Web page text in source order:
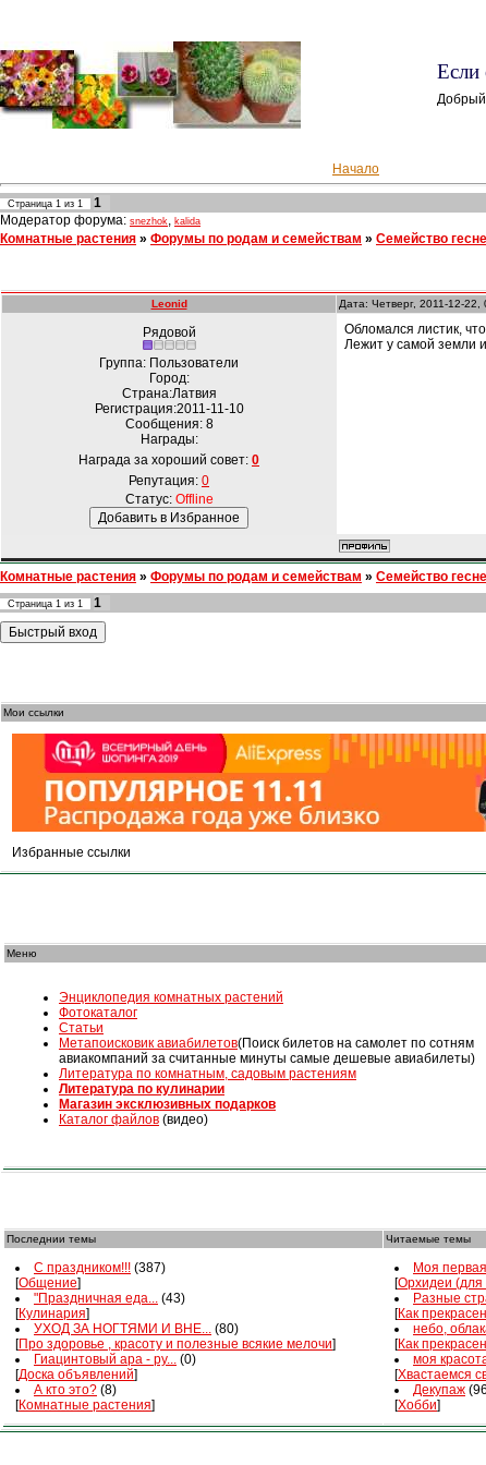
Если
Начало
Страница 1 из 1
1
Модератор форума: snezhok, kalida
Комнатные растения » Форумы по родам и семействам » Семейство
Leonid Дата: Четверг, 2011-12-
Рядовой
Группа: Пользователи
Город:
Страна:Латвия
Регистрация:2011-11-10
Сообщения: 8
Награды:
Награда за хороший совет: 0
Репутация: 0
Статус: Offline
Обломался листик,
Лежит у самой земли
Комнатные растения » Форумы по родам и семействам » Семейство
Страница 1 из 1
1
Мои ссылки
Избранные ссылки
Меню
Энциклопедия комнатных растений
Фотокаталог
Статьи
Mетапоисковик авиабилетов(Поиск билетов на самолет по сотням
авиакомпаний за считанные минуты самые дешевые авиабилеты)
Литература по комнатным, садовым растениям
Литература по кулинарии
Магазин эксклюзивных подарков
Каталог файлов (видео)
Последнии темы Читаемые темы
С праздником!!! (387)
[Общение]
"Праздничная еда... (43)
[Кулинария]
УХОД ЗА НОГТЯМИ И ВНЕ... (80)
[Про здоровье , красоту и полезные всякие мелочи]
Гиацинтовый ара - ру... (0)
[Доска объявлений]
А кто это? (8)
[Комнатные растения]
Моя
[Орхидеи (для
Разные
[Как
небо,
[Как
моя
[Хвастаемся
Декупаж
[Хобби]